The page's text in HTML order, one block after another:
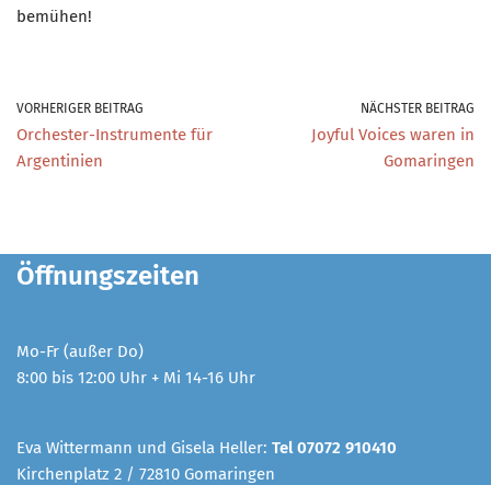
bemühen!
VORHERIGER BEITRAG
Orchester-Instrumente für
Argentinien
NÄCHSTER BEITRAG
Joyful Voices waren in
Gomaringen
Öffnungszeiten
Mo-Fr (außer Do)
8:00 bis 12:00 Uhr + Mi 14-16 Uhr
Eva Wittermann und Gisela Heller: Tel 07072 910410
Kirchenplatz 2 / 72810 Gomaringen